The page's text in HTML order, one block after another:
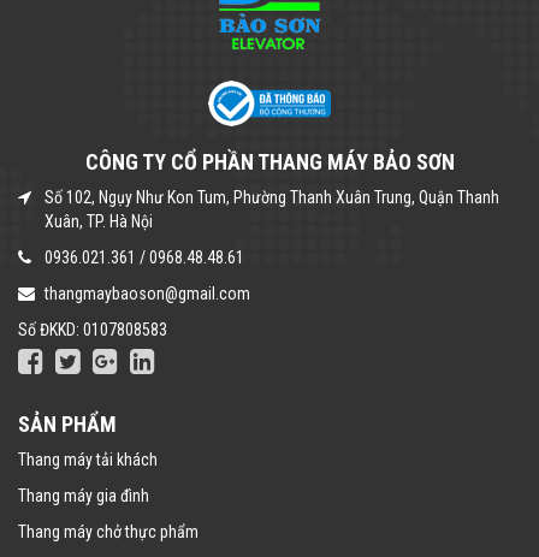
CÔNG TY CỔ PHẦN THANG MÁY BẢO SƠN
Số 102, Ngụy Như Kon Tum, Phường Thanh Xuân Trung, Quận Thanh
Xuân, TP. Hà Nội
0936.021.361 /0968.48.48.61
thangmaybaoson@gmail.com
Số ĐKKD: 0107808583
SẢN PHẨM
Thang máy tải khách
Thang máy gia đình
Thang máy chở thực phẩm